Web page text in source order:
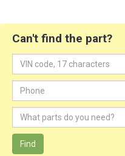
Can't find the part?
Find